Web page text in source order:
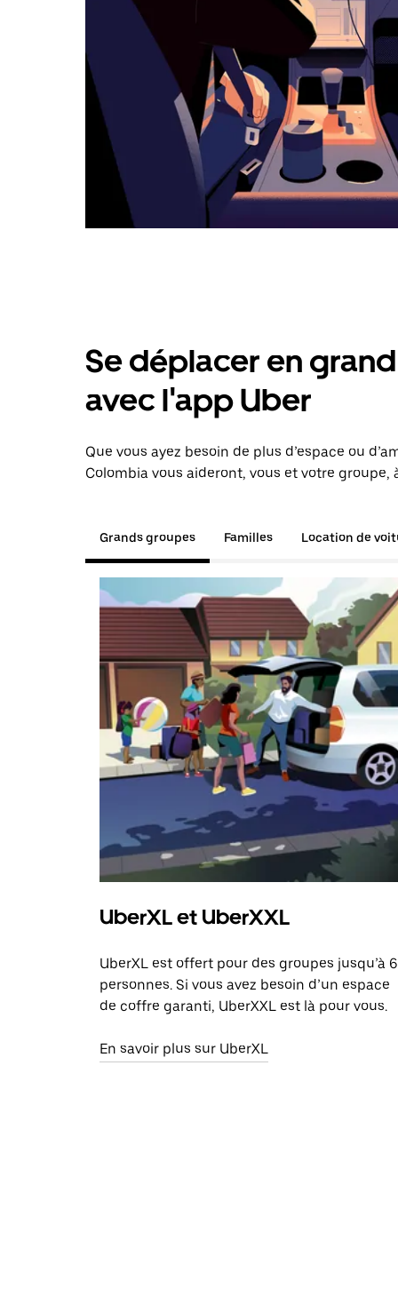
Se déplacer en
avec l'app Uber
Que vous ayez besoin de plus d’espace ou
Colombia vous aideront, vous et votre groupe,
Grands groupes Familles Location de
UberXL et UberXXL
UberXL est offert pour des groupes jusqu’à 6
personnes. Si vous avez besoin d’un espace
de coffre garanti, UberXXL est là pour vous.
En savoir plus sur UberXL